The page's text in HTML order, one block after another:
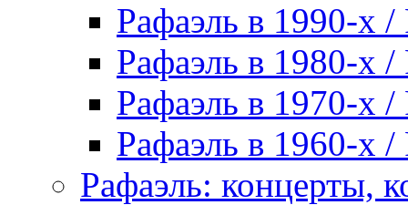
Рафаэль в 1990-х /
Рафаэль в 1980-х /
Рафаэль в 1970-х /
Рафаэль в 1960-х /
Рафаэль: концерты,